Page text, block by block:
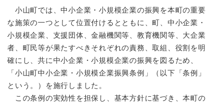
小山町では、中小企業・小規模企業の振興を本町の重要
な施策の一つとして位置付けるとともに、町、中小企業・
小規模企業、支援団体、金融機関等、教育機関等、大企業
者、町民等が果たすべきそれぞれの責務、取組、役割を明
確にし、共に中小企業・小規模企業の振興を図るため、
「小山町中小企業・小規模企業振興条例」（以下「条例」
という。）を施行しました。
この条例の実効性を担保し、基本方針に基づき、本町の